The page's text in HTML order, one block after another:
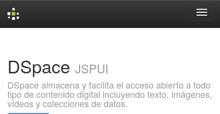
DSpace JSPUI
DSpace almacena y facilita el acceso abierto a todo
tipo de contenido digital incluyendo texto, imágenes,
vídeos y colecciones de datos.